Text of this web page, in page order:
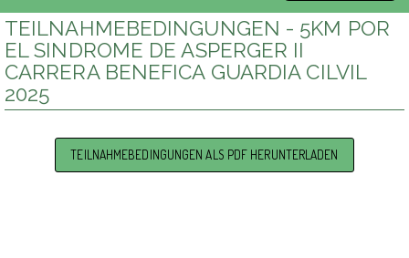
TEILNAHMEBEDINGUNGEN - 5KM POR
EL SINDROME DE ASPERGER II
CARRERA BENEFICA GUARDIA CILVIL
2025
TEILNAHMEBEDINGUNGEN ALS PDF HERUNTERLADEN